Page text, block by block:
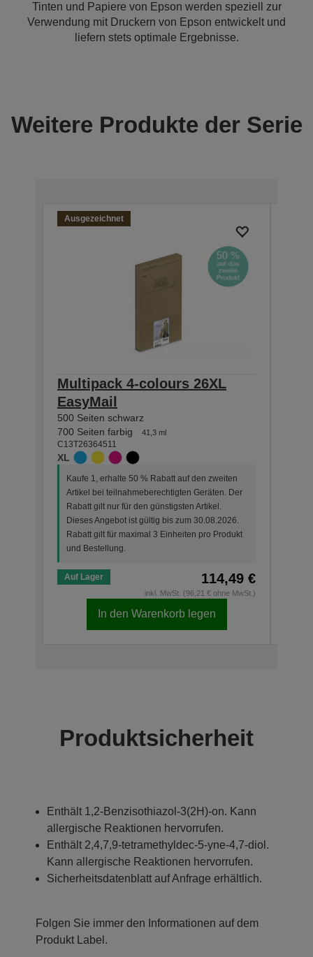
Tinten und Papiere von Epson werden speziell zur
Verwendung mit Druckern von Epson entwickelt und
liefern stets optimale Ergebnisse.
Weitere Produkte der Serie
Ausgezeichnet
Multipack 4-colours 26XL
EasyMail
500 Seiten schwarz
700 Seiten farbig
41,3 ml
C13T26364511
XL
Kaufe 1, erhalte 50 % Rabatt auf den zweiten
Artikel bei teilnahmeberechtigten Geräten. Der
Rabatt gilt nur für den günstigsten Artikel.
Dieses Angebot ist gültig bis zum 30.08.2026.
Rabatt gilt für maximal 3 Einheiten pro Produkt
und Bestellung.
Auf Lager 114,49 €
inkl. MwSt. (96,21 € ohne MwSt.)
In den Warenkorb legen
Produktsicherheit
Enthält 1,2-Benzisothiazol-3(2H)-on. Kann
allergische Reaktionen hervorrufen.
Enthält 2,4,7,9-tetramethyldec-5-yne-4,7-diol.
Kann allergische Reaktionen hervorrufen.
Sicherheitsdatenblatt auf Anfrage erhältlich.
Folgen Sie immer den Informationen auf dem
Produkt Label.